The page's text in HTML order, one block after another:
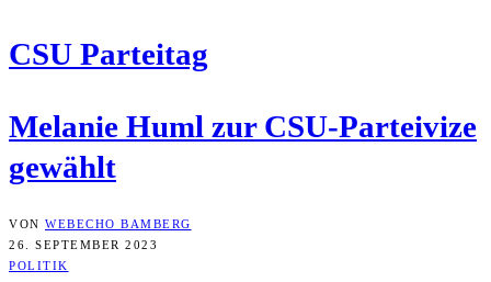
CSU Par­tei­tag
Mela­nie Huml zur CSU-Par­tei­vi­ze
gewählt
VON WEBECHO BAMBERG
26. SEPTEMBER 2023
POLITIK